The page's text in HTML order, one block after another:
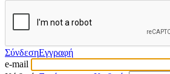
ΣύνδεσηΕγγραφή
e-mail